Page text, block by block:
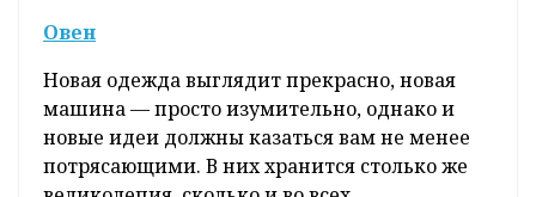
Овен
Новая одежда выглядит прекрасно, новая
машина — просто изумительно, однако и
новые идеи должны казаться вам не менее
потрясающими. В них хранится столько же